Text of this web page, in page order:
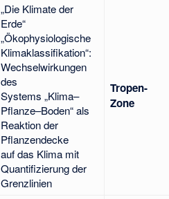
„Die Klimate der
Erde“
„Ökophysiologische
Klimaklassifikation“:
Wechselwirkungen
des
Systems „Klima–
Pflanze–Boden“ als
Reaktion der
Pflanzendecke
auf das Klima mit
Quantifizierung der
Grenzlinien
Tropen-
Zone